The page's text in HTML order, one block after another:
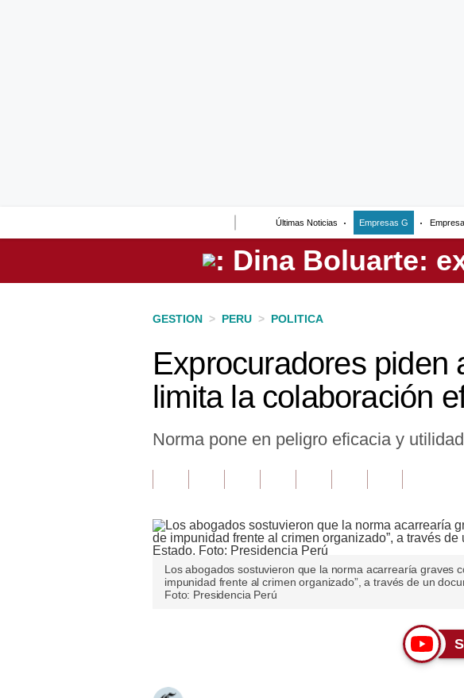
Últimas Noticias Empresas G
Perú
GESTION > PERU > POLITICA
Exprocuradores piden
limita la colaboración
Norma pone en peligro eficacia y
Los abogados sostuvieron que la norma acarrearía graves
impunidad frente al crimen organizado”, a través de un
Foto: Presidencia Perú